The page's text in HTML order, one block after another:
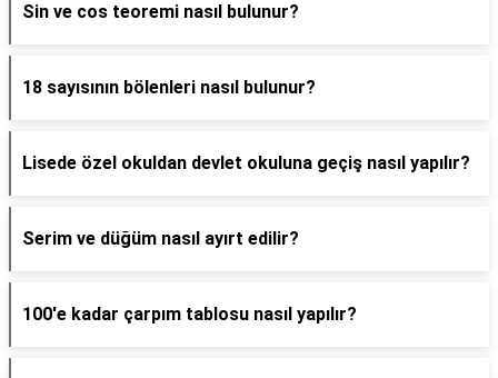
Sin ve cos teoremi nasıl bulunur?
18 sayısının bölenleri nasıl bulunur?
Lisede özel okuldan devlet okuluna geçiş nasıl yapılır?
Serim ve düğüm nasıl ayırt edilir?
100'e kadar çarpım tablosu nasıl yapılır?